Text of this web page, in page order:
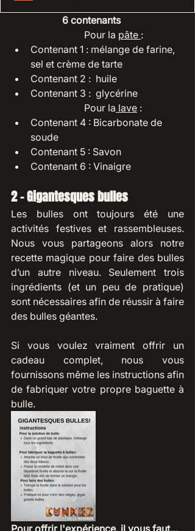
6 contenants
Pour la pâte :
Contenant 1 : mélange de farine,
sel et crème de tarte
Contenant 2 :  huile
Contenant 3 :  glycérine
Pour la lave :
Contenant 4 : Bicarbonate de
soude
Contenant 5 : Savon
Contenant 6 : Vinaigre
2 - Gigantesques bulles
Les bulles ont toujours été une
activités festives et rassembleuses.
Nous vous partageons alors notre
recette magique pour faire des bulles
d’un autre niveau. Seulement trois
ingrédients (et un peu de pratique)
sont nécessaires afin de réussir à faire
des bulles géantes.
Si vous voulez vraiment offrir un
cadeau complet, nous vous
fournissons même les instructions afin
de fabriquer votre propre baguette à
bulle.
Pour offrir l'expérience, il vous faut…